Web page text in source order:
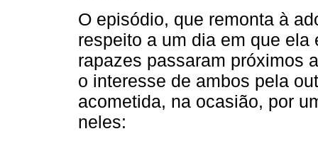
O episódio, que remonta à
respeito a um dia em que
rapazes passaram próximos
o interesse de ambos pela
acometida, na ocasião, por
neles: